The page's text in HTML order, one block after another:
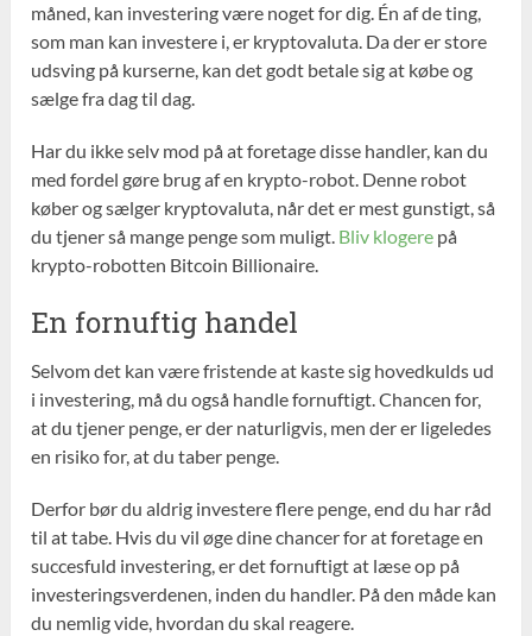
måned, kan investering være noget for dig. Én af de ting,
som man kan investere i, er kryptovaluta. Da der er store
udsving på kurserne, kan det godt betale sig at købe og
sælge fra dag til dag.
Har du ikke selv mod på at foretage disse handler, kan du
med fordel gøre brug af en krypto-robot. Denne robot
køber og sælger kryptovaluta, når det er mest gunstigt, så
du tjener så mange penge som muligt. Bliv klogere på
krypto-robotten Bitcoin Billionaire.
En fornuftig handel
Selvom det kan være fristende at kaste sig hovedkulds ud
i investering, må du også handle fornuftigt. Chancen for,
at du tjener penge, er der naturligvis, men der er ligeledes
en risiko for, at du taber penge.
Derfor bør du aldrig investere flere penge, end du har råd
til at tabe. Hvis du vil øge dine chancer for at foretage en
succesfuld investering, er det fornuftigt at læse op på
investeringsverdenen, inden du handler. På den måde kan
du nemlig vide, hvordan du skal reagere.